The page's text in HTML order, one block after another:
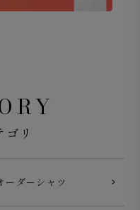
リ
ーダーシャツ